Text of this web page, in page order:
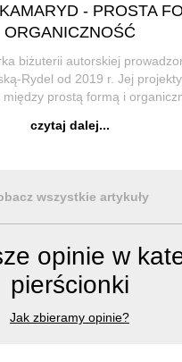
- PROSTA
ORGANICZNOŚĆ
biżuterii autorskiej
Rydel od 2019 r. Jej
między prostą formą i
oraz
czytaj dalej...
wszystkie artykuły
opinie w
pierścionki
Jak zbieramy opinie?